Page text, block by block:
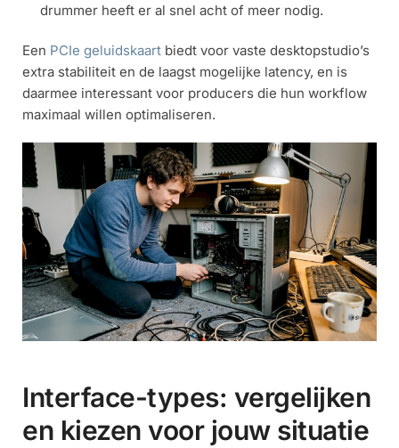
drummer heeft er al snel acht of meer nodig.
Een PCIe geluidskaart biedt voor vaste desktopstudio’s
extra stabiliteit en de laagst mogelijke latency, en is
daarmee interessant voor producers die hun workflow
maximaal willen optimaliseren.
Interface-types: vergelijken
en kiezen voor jouw situatie